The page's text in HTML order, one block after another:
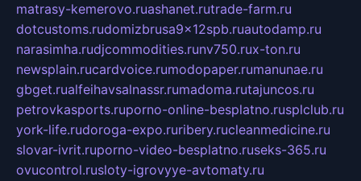
matrasy-kemerovo.ruashanet.rutrade-farm.ru
dotcustoms.rudomizbrusa9x12spb.ruautodamp.ru
narasimha.rudjcommodities.runv750.rux-ton.ru
newsplain.rucardvoice.rumodopaper.rumanunae.ru
gbget.rualfeihavsalnassr.rumadoma.rutajuncos.ru
petrovkasports.ruporno-online-besplatno.rusplclub.ru
york-life.rudoroga-expo.ruribery.rucleanmedicine.ru
slovar-ivrit.ruporno-video-besplatno.ruseks-365.ru
ovucontrol.rusloty-igrovyye-avtomaty.ru